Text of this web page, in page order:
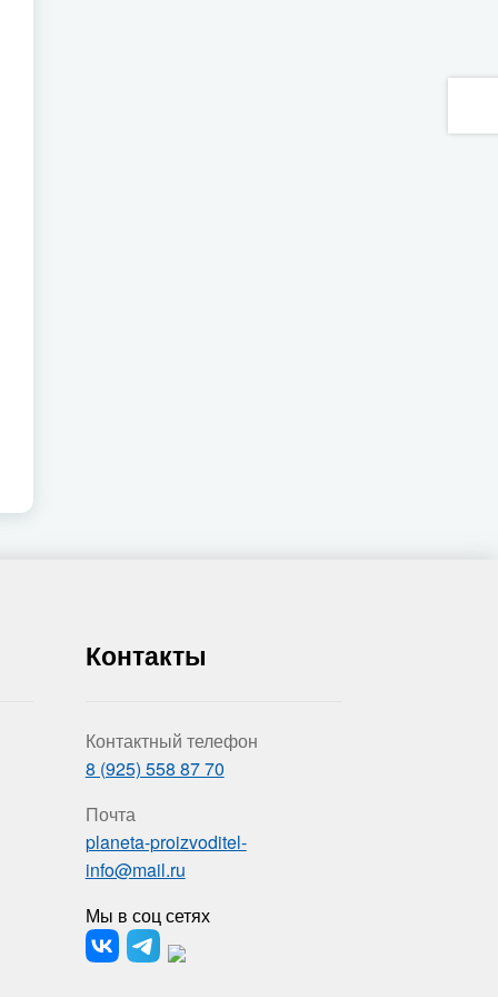
Контакты
Контактный телефон
8 (925) 558 87 70
Почта
planeta-proizvoditel-
info@mail.ru
Мы в соц сетях